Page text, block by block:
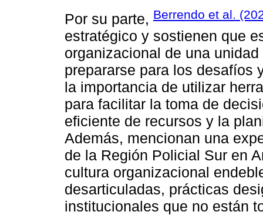
Por su parte, Berrendo et al.
estratégico y sostienen que
organizacional de una
prepararse para los desafíos
la importancia de utilizar
para facilitar la toma de
eficiente de recursos y la
Además, mencionan una
de la Región Policial Sur en
cultura organizacional
desarticuladas, prácticas
institucionales que no están